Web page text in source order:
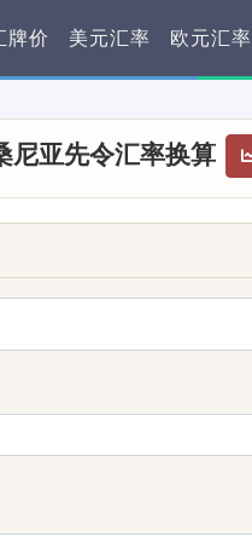
牌价 美元汇率 欧元汇率
尼亚先令汇率换算